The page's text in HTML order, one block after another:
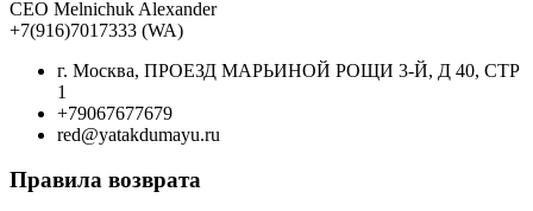
CEO Melnichuk Alexander
+7(916)7017333 (WA)
г. Москва, ПРОЕЗД МАРЬИНОЙ РОЩИ 3-Й, Д 40, СТР
1
+79067677679
red@yatakdumayu.ru
Правила возврата